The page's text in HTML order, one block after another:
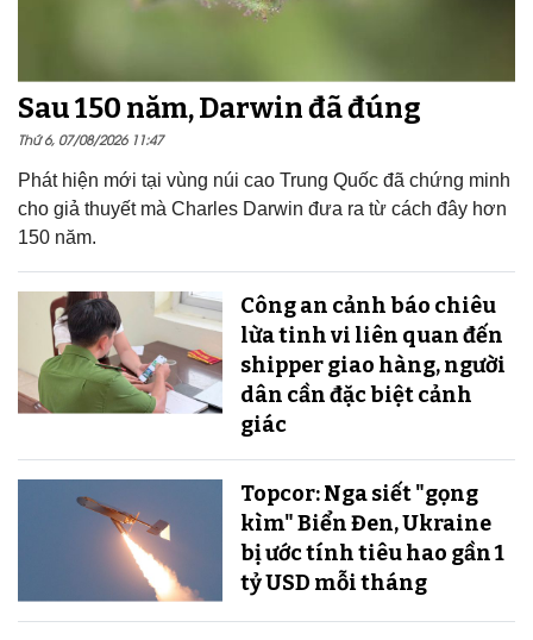
Sau 150 năm, Darwin đã đúng
Thứ 6, 07/08/2026 11:47
Phát hiện mới tại vùng núi cao Trung Quốc đã chứng minh
cho giả thuyết mà Charles Darwin đưa ra từ cách đây hơn
150 năm.
Công an cảnh báo chiêu
lừa tinh vi liên quan đến
shipper giao hàng, người
dân cần đặc biệt cảnh
giác
Topcor: Nga siết "gọng
kìm" Biển Đen, Ukraine
bị ước tính tiêu hao gần 1
tỷ USD mỗi tháng